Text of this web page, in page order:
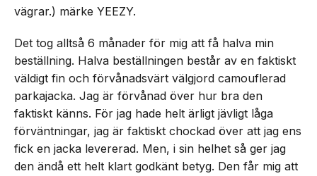
vägrar.) märke YEEZY.
Det tog alltså 6 månader för mig att få halva min
beställning. Halva beställningen består av en faktiskt
väldigt fin och förvånadsvärt välgjord camouflerad
parkajacka. Jag är förvånad över hur bra den
faktiskt känns. För jag hade helt ärligt jävligt låga
förväntningar, jag är faktiskt chockad över att jag ens
fick en jacka levererad. Men, i sin helhet så ger jag
den ändå ett helt klart godkänt betyg. Den får mig att